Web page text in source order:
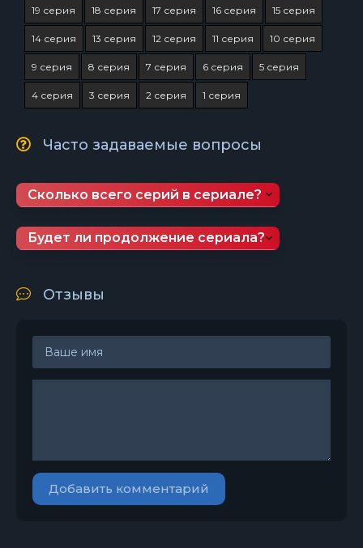
19 серия 18 серия 17 серия 16 серия 15 серия
14 серия 13 серия 12 серия 11 серия 10 серия
9 серия 8 серия 7 серия 6 серия 5 серия
4 серия 3 серия 2 серия 1 серия
Часто задаваемые вопросы
Сколько всего серий в сериале?
Будет ли продолжение сериала?
Отзывы
Добавить комментарий